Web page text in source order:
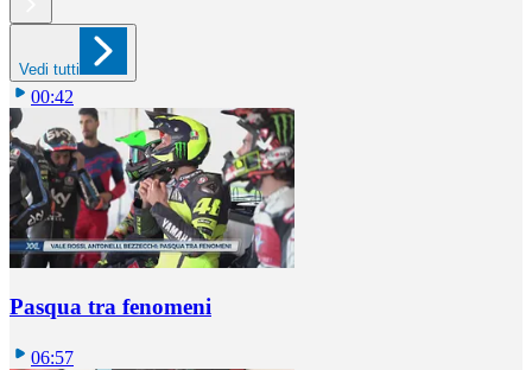
Vedi tutti
00:42
Pasqua tra fenomeni
06:57